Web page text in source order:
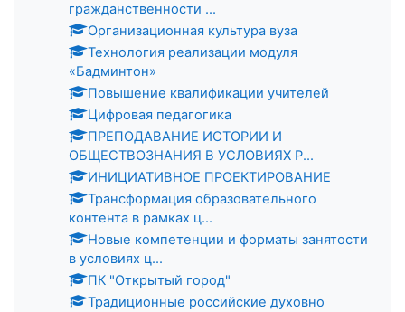
гражданственности ...
Организационная культура вуза
Технология реализации модуля
«Бадминтон»
Повышение квалификации учителей
Цифровая педагогика
ПРЕПОДАВАНИЕ ИСТОРИИ И
ОБЩЕСТВОЗНАНИЯ В УСЛОВИЯХ Р...
ИНИЦИАТИВНОЕ ПРОЕКТИРОВАНИЕ
Трансформация образовательного
контента в рамках ц...
Новые компетенции и форматы занятости
в условиях ц...
ПК "Открытый город"
Традиционные российские духовно